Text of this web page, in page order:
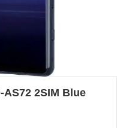
AS72 2SIM Blue